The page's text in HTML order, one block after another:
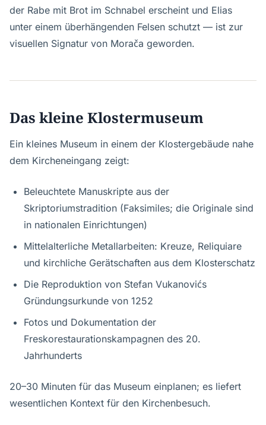
der Rabe mit Brot im Schnabel erscheint und Elias
unter einem überhängenden Felsen schutzt — ist zur
visuellen Signatur von Morača geworden.
Das kleine Klostermuseum
Ein kleines Museum in einem der Klostergebäude nahe
dem Kircheneingang zeigt:
Beleuchtete Manuskripte aus der
Skriptoriumstradition (Faksimiles; die Originale sind
in nationalen Einrichtungen)
Mittelalterliche Metallarbeiten: Kreuze, Reliquiare
und kirchliche Gerätschaften aus dem Klosterschatz
Die Reproduktion von Stefan Vukanovićs
Gründungsurkunde von 1252
Fotos und Dokumentation der
Freskorestaurationskampagnen des 20.
Jahrhunderts
20–30 Minuten für das Museum einplanen; es liefert
wesentlichen Kontext für den Kirchenbesuch.